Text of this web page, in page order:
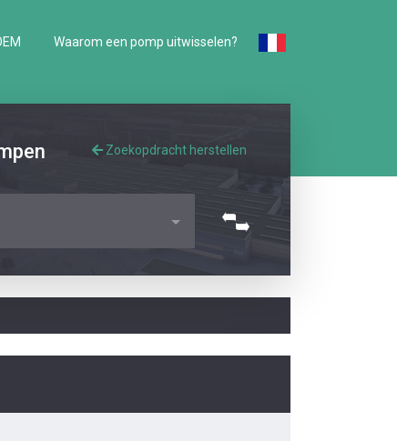
Waarom een pomp uitwisselen?
Zoekopdracht herstellen